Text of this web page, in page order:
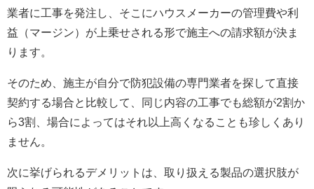
業者に工事を発注し、そこにハウスメーカーの管理費や利
益（マージン）が上乗せされる形で施主への請求額が決ま
ります。
そのため、施主が自分で防犯設備の専門業者を探して直接
契約する場合と比較して、同じ内容の工事でも総額が2割か
ら3割、場合によってはそれ以上高くなることも珍しくあり
ません。
次に挙げられるデメリットは、取り扱える製品の選択肢が